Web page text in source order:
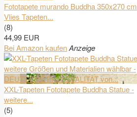
Fototapete murando Buddha 350x270 cm
Vlies Tapeten...
(8)
44,99 EUR
Bei Amazon kaufenAnzeige
XXL-Tapeten Fototapete Buddha Statue -
weitere...
(5)